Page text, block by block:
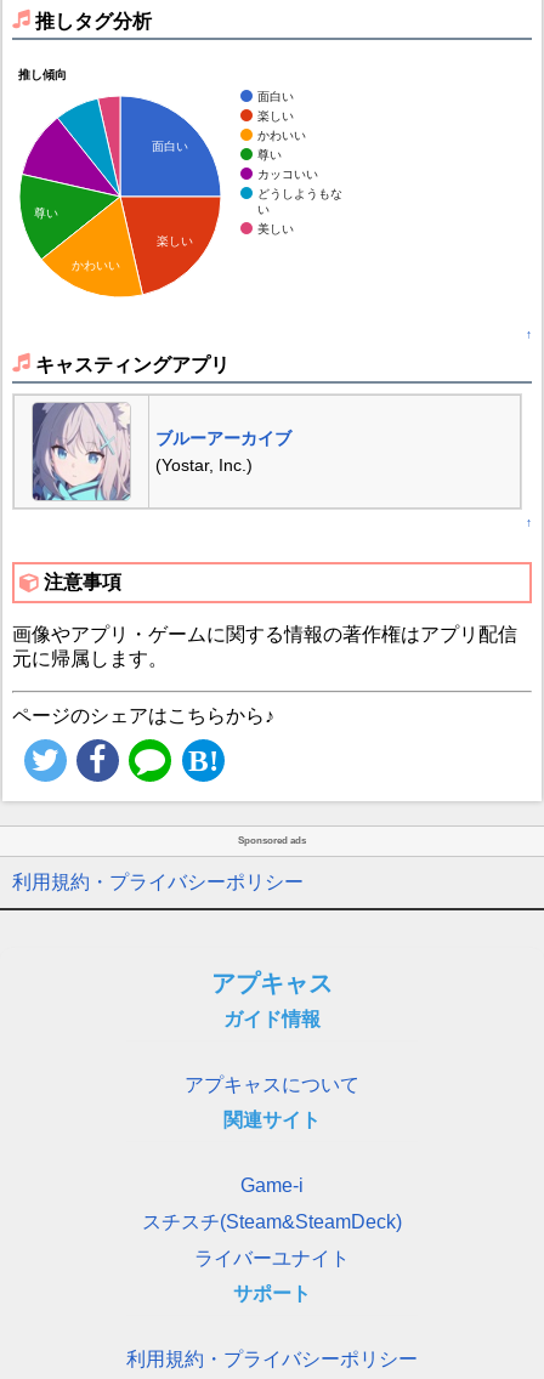
推しタグ分析
推し傾向
面白い
楽しい
かわいい
尊い
カッコいい
どうしようもな
い
美しい
面白い
楽しい
尊い
かわいい
↑
キャスティングアプリ
ブルーアーカイブ
(Yostar, Inc.)
↑
注意事項
画像やアプリ・ゲームに関する情報の著作権はアプリ配信
元に帰属します。
ページのシェアはこちらから♪
Sponsored ads
利用規約・プライバシーポリシー
アプキャス
ガイド情報
アプキャスについて
関連サイト
Game-i
スチスチ(Steam&SteamDeck)
ライバーユナイト
サポート
利用規約・プライバシーポリシー